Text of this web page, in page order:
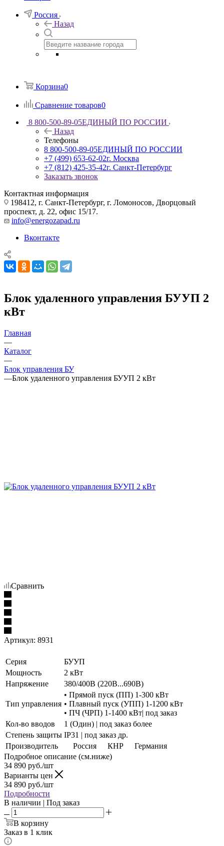
Россия
Назад
Корзина0
Сравнение товаров0
8 800-500-89-05ЕДИНЫЙ ПО РОССИИ
Назад
Телефоны
8 800-500-89-05ЕДИНЫЙ ПО РОССИИ
+7 (499) 653-62-02г. Москва
+7 (812) 425-35-42г. Санкт-Петербург
Заказать звонок
Контактная информация
198412, г. Санкт-Петербург, г. Ломоносов, Дворцовый
проспект, д. 22, офис 15/17.
info@energozapad.ru
Вконтакте
Блок удаленного управления БУУП 2
кВт
Главная
—
Каталог
—
Блок управления БУ
—Блок удаленного управления БУУП 2 кВт
Сравнить
Артикул: 8931
Серия
БУУП
Мощность
2 кВт
Напряжение
380/400В (220В...690В)
Тип управления
• Прямой пуск (ПП) 1-300 кВт
• Плавный пуск (УПП) 1-1200 кВт
• ПЧ (ЧРП) 1-1400 кВт| под заказ
Кол-во вводов
1 (Один) | под заказ более
Степень защиты IP31 | под заказ др.
Производитель
Россия КНР
Германия
Подробное описание (см.ниже)
34 890 руб./шт
Варианты цен
34 890 руб./шт
Подробности
В наличии | Под заказ
В корзину
Заказ в 1 клик